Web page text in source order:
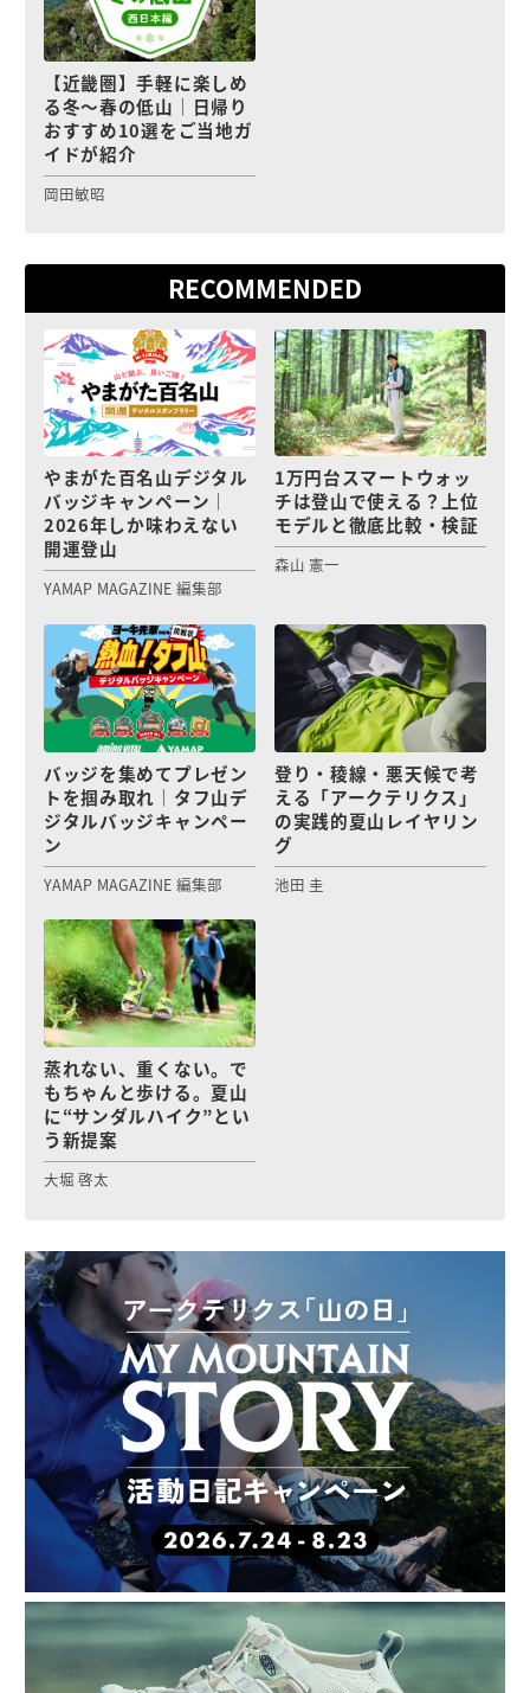
【近畿圏】手軽に楽しめ
る冬〜春の低山｜日帰り
おすすめ10選をご当地ガ
イドが紹介
岡田敏昭
RECOMMENDED
やまがた百名山デジタル
バッジキャンペーン｜
2026年しか味わえない
開運登山
YAMAP MAGAZINE 編集部
1万円台スマートウォッ
チは登山で使える？上位
モデルと徹底比較・検証
森山 憲一
バッジを集めてプレゼン
トを掴み取れ｜タフ山デ
ジタルバッジキャンペー
ン
YAMAP MAGAZINE 編集部
登り・稜線・悪天候で考
える「アークテリクス」
の実践的夏山レイヤリン
グ
池田 圭
蒸れない、重くない。で
もちゃんと歩ける。夏山
に“サンダルハイク”とい
う新提案
大堀 啓太